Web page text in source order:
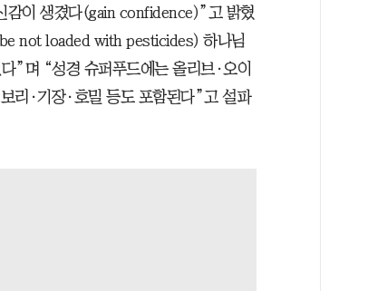
감이 생겼다(gain confidence)”고 밝혔
not loaded with pesticides) 하나님
”며 “성경 슈퍼푸드에는 올리브·오이
리·기장·호밀 등도 포함된다”고 설파